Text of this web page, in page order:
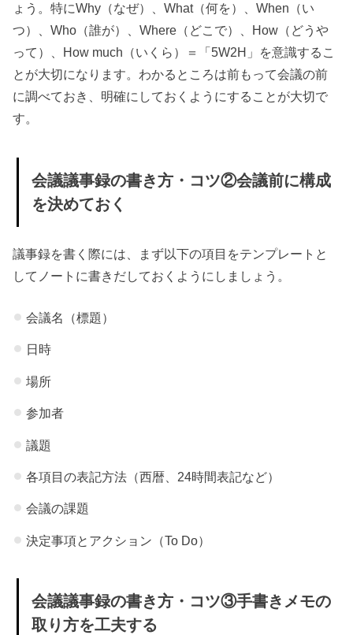
も覚え
ておこ
› 上司に認めら
› まとめ：
ょう。特にWhy（なぜ）、What（何を）、When（い
つ）、Who（誰が）、Where（どこで）、How（どうや
って）、How much（いくら）＝「5W2H」を意識するこ
とが大切になります。わかるところは前もって会議の前
に調べておき、明確にしておくようにすることが大切で
す。
会議議事録の書き方・コツ②会議前に構成
を決めておく
議事録を書く際には、まず以下の項目をテンプレートと
してノートに書きだしておくようにしましょう。
会議名（標題）
日時
場所
参加者
議題
各項目の表記方法（西暦、24時間表記など）
会議の課題
決定事項とアクション（To Do）
会議議事録の書き方・コツ③手書きメモの
取り方を工夫する